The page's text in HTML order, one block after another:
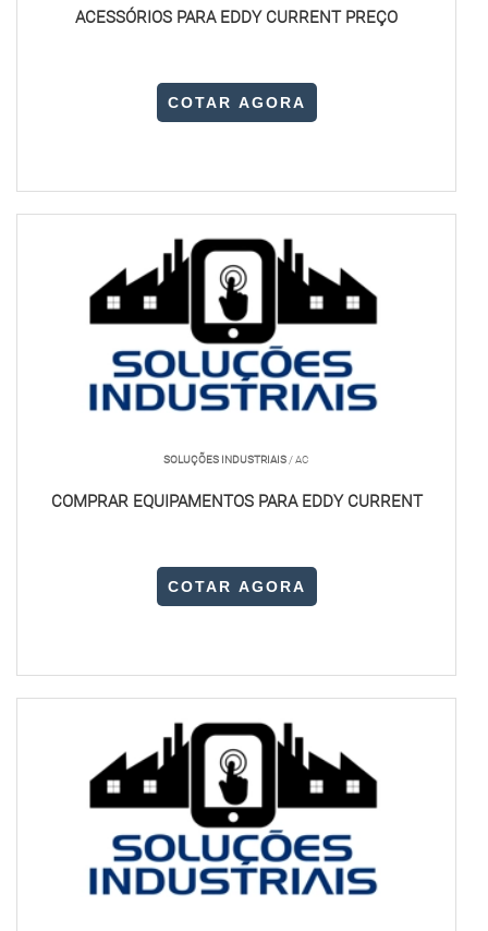
ACESSÓRIOS PARA EDDY CURRENT PREÇO
COTAR AGORA
SOLUÇÕES INDUSTRIAIS/ AC
COMPRAR EQUIPAMENTOS PARA EDDY CURRENT
COTAR AGORA